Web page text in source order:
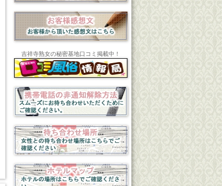
吉祥寺熟女の秘密基地口コミ掲載中！